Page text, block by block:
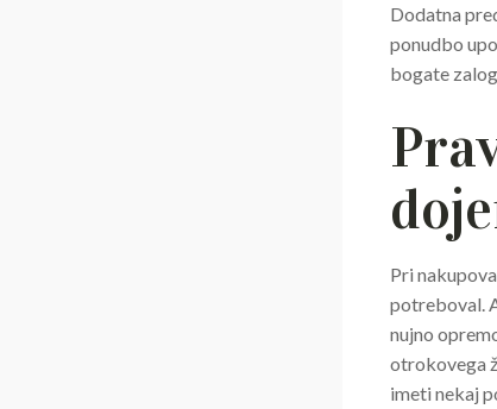
Dodatna
ponudbo
bogate
Pri
potreboval.
nujno
otrokovega
imeti nekaj